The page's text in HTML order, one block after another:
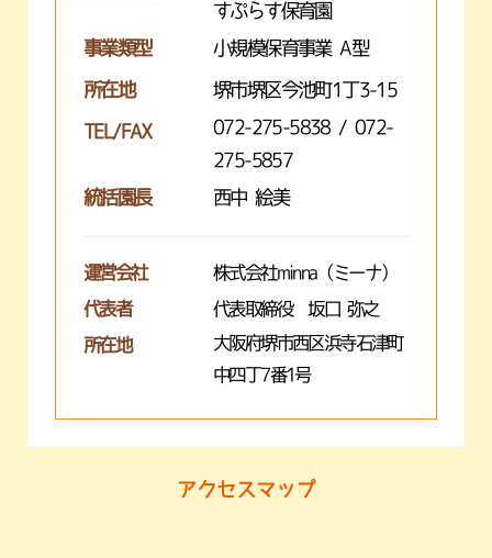
すぷらす保育園
事業類型
小規模保育事業 A型
所在地 堺市堺区今池町1丁3-15
TEL/FAX
072-275-5838 / 072-
275-5857
統括園長
西中 絵美
運営会社 株式会社minna（ミーナ）
代表者 代表取締役 坂口 弥之
所在地
大阪府堺市西区浜寺石津町
中四丁7番1号
アクセスマップ